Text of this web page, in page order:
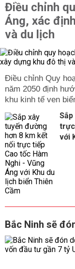
Điều chỉnh
Áng, xác
và du lịch
Điều chỉnh Quy
năm 2050 định
khu kinh tế ven
trực
với
Bắc Ninh sẽ